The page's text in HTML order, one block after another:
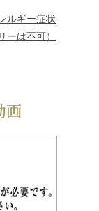
ルギー症状
ーは不可）
画